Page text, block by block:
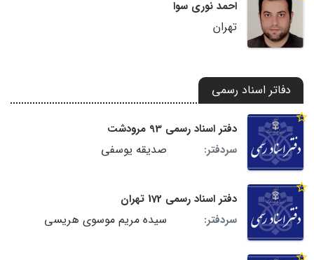
احمد نوری سوا
تهران
دفاتر اسناد رسمی
دفتر اسناد رسمی 93 مرودشت
سردفتر:
صدیقه یوسفی
دفتر اسناد رسمی 172 تهران
سردفتر:
سیده مریم موسوی هریسی